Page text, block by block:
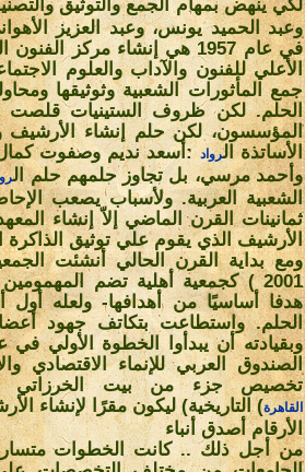
لكي ينهض بمهام الجمع والتوثيق
وعبد الحميد يونس، وعبد العزيز
في عام 1957 هي إنشاء مركز
الأعلي للفنون والآداب والعلوم
جمع المأثورات الشعبية وثوثيقها
الحلم. لكن ظروف الستينيات قلصت
المؤسسون، لكن حلم إنشاء الأرشيف
الأساتذة الرواد:أسعد نديم وصفوت
وأحمد مرسي، بل تجاوز حلمهم حلم ال
الشعبية العربية. ولأسباب يصعب
ثمانينات القرن الماضي إلاّ إنشاء
الأرشيف الذي يقوم علي توثيق الذاكرة
ومع بداية القرن الحالي أنشئت
2001 ) كجمعية أهلية تضم
هدفا أساسيًا من أهدافها- ولعله
الحلم. واستطاعت بتكاتف جهود
الصندوق العربي للإنماء الاقتصادي
تخصيص جزء من بيت الخرزاتي
(القاهرة التاريخية) ليكون مقرًا لإنشاء
الأرقام أصدق أنباء